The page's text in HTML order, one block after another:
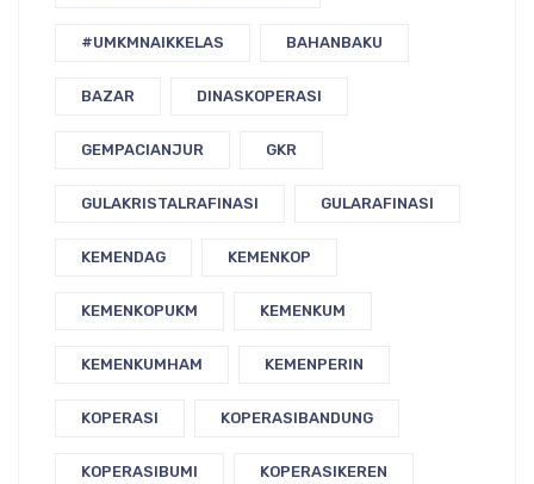
#UMKMNAIKKELAS BAHANBAKU
BAZAR DINASKOPERASI
GEMPACIANJUR GKR
GULAKRISTALRAFINASI GULARAFINASI
KEMENDAG KEMENKOP
KEMENKOPUKM KEMENKUM
KEMENKUMHAM KEMENPERIN
KOPERASI KOPERASIBANDUNG
KOPERASIBUMI KOPERASIKEREN